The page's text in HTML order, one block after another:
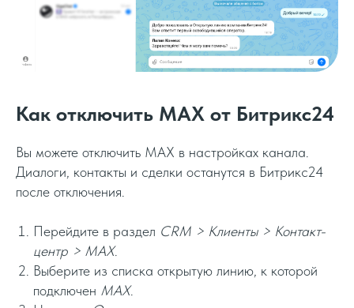
Как отключить MAX от Битрикс24
Вы можете отключить MAX в настройках канала.
Диалоги, контакты и сделки останутся в Битрикс24
после отключения.
Перейдите в раздел СRM > Клиенты > Контакт-
центр > MAX.
Выберите из списка открытую линию, к которой
подключен MAX.